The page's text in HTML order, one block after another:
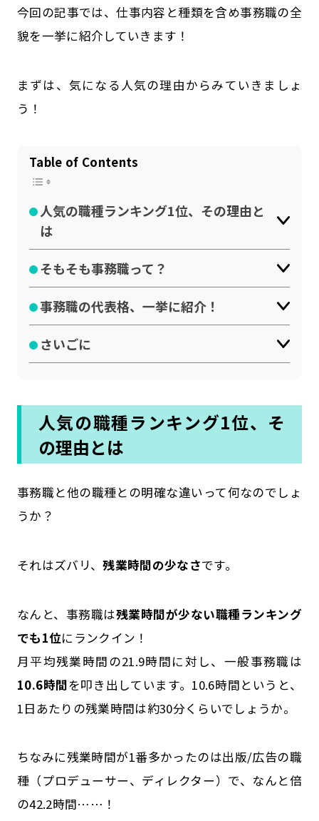
今回の記事では、仕事内容と種類を含め事務職の全
貌を一挙に紹介していきます！
まずは、気になる人気の理由からみていきましょ
う！
Table of Contents
人気の職種ランキング1位、その理由と
は
そもそも事務職って？
事務職の代表格、一挙に紹介！
さいごに
人気の職種ランキング1位、そ
の理由とは
事務職と他の職種との明確な違いって何なのでしょ
うか？
それはズバリ、残業時間の少なさです。
なんと、事務職は残業時間が少ない職種ランキング
でも1位にランクイン！
月平均残業時間の21.9時間に対し、一般事務職は
10.6時間を叩き出しています。10.6時間というと、
1日あたりの残業時間は約30分くらいでしょうか。
ちなみに残業時間が1番多かったのは出版/広告の職
種（プロデューサー、ディレクター）で、なんと倍
の42.2時間……！